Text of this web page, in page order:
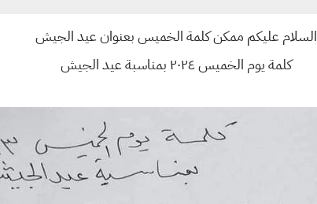
السلام عليكم ممكن كلمة الخميس بعنوان عيد الجيش
كلمة يوم الخميس ٢٠٢٤ بمناسبة عيد الجيش